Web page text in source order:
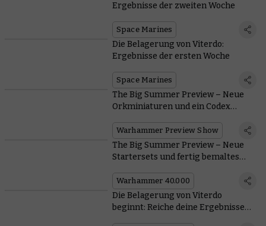
Ergebnisse der zweiten Woche
Space Marines
Die Belagerung von Viterdo:
Ergebnisse der ersten Woche
Space Marines
The Big Summer Preview – Neue
Orkminiaturen und ein Codex
Warhammer Preview Show
The Big Summer Preview – Neue
Startersets und fertig bemaltes
Warhammer 40.000
Die Belagerung von Viterdo
beginnt: Reiche deine Ergebnisse